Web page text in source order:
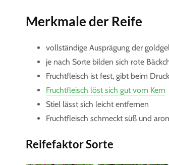
Merkmale der Reife
vollständige Ausprägung der
je nach Sorte bilden sich rote
Fruchtfleisch ist fest, gibt beim
Fruchtfleisch löst sich gut vom Kern
Stiel lässt sich leicht entfernen
Fruchtfleisch schmeckt süß und
Reifefaktor Sorte